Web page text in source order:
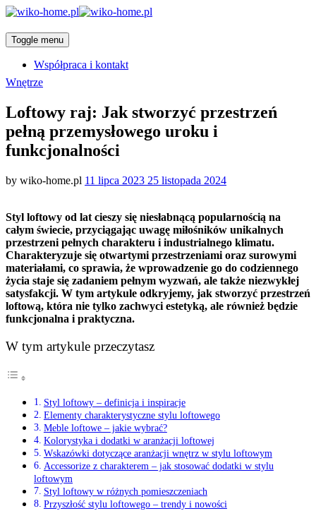
Toggle menu
Współpraca i kontakt
Categories
Wnętrze
Loftowy raj: Jak stworzyć przestrzeń
pełną przemysłowego uroku i
funkcjonalności
by wiko-home.pl Posted
11 lipca 2023 25 listopada 2024
Styl loftowy od lat cieszy się niesłabnącą popularnością na
całym świecie, przyciągając uwagę miłośników unikalnych
przestrzeni pełnych charakteru i industrialnego klimatu.
Charakteryzuje się otwartymi przestrzeniami oraz surowymi
materiałami, co sprawia, że wprowadzenie go do codziennego
życia staje się zadaniem pełnym wyzwań, ale także niezwykłej
satysfakcji. W tym artykule odkryjemy, jak stworzyć przestrzeń
loftową, która nie tylko zachwyci estetyką, ale również będzie
funkcjonalna i praktyczna.
W tym artykule przeczytasz
Styl loftowy – definicja i inspiracje
Elementy charakterystyczne stylu loftowego
Meble loftowe – jakie wybrać?
Kolorystyka i dodatki w aranżacji loftowej
Wskazówki dotyczące aranżacji wnętrz w stylu loftowym
Accessorize z charakterem – jak stosować dodatki w stylu
loftowym
Styl loftowy w różnych pomieszczeniach
Przyszłość stylu loftowego – trendy i nowości